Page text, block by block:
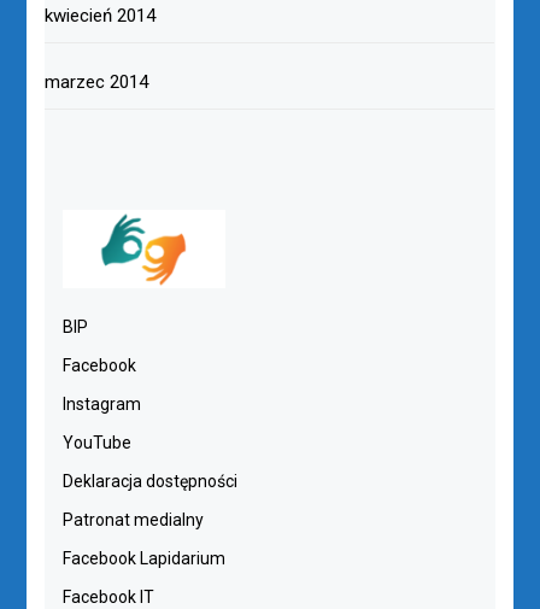
kwiecień 2014
marzec 2014
BIP
Facebook
Instagram
YouTube
Deklaracja dostępności
Patronat medialny
Facebook Lapidarium
Facebook IT